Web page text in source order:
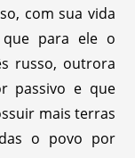
com sua vida
que para ele o
russo, outrora
passivo e que
mais terras
o povo por